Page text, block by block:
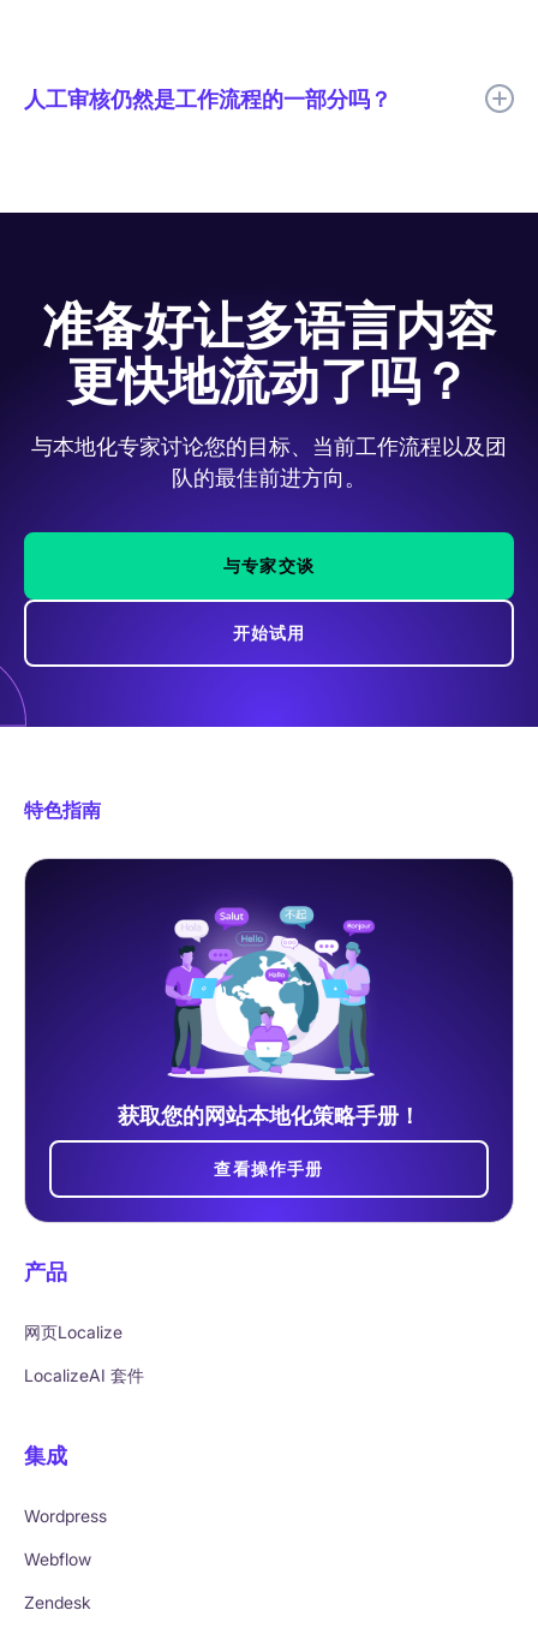
人工审核仍然是工作流程的一部分吗？
现。
准备好让多语言内容
更快地流动了吗？
与本地化专家讨论您的目标、当前工作流程以及团
队的最佳前进方向。
与专家交谈
开始试用
特色指南
获取您的网站本地化策略手册！
查看操作手册
产品
网页Localize
LocalizeAI 套件
集成
Wordpress
Webflow
Zendesk